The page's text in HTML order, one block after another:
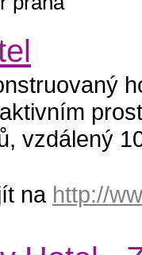
vzdálený
na http://